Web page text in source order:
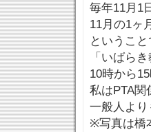
毎年11月1
11月の1ヶ
というこ
「いばら
10時から
私はPTA関
一般人よ
※写真は橋